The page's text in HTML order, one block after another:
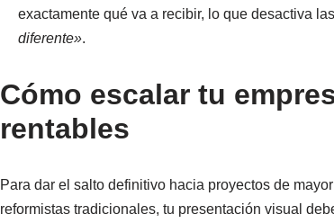
exactamente qué va a recibir, lo que desactiva
diferente».
Cómo escalar tu
rentables
Para dar el salto definitivo hacia proyectos de
reformistas tradicionales, tu presentación visual